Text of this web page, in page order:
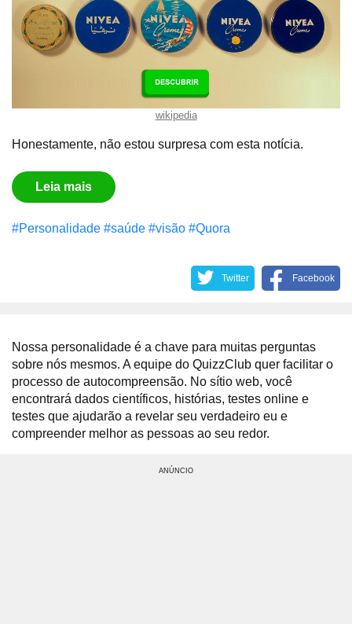
wikipedia
Honestamente, não estou surpresa com esta notícia.
Leia mais
#Personalidade #saúde #visão #Quora
Twitter Facebook
Nossa personalidade é a chave para muitas perguntas
sobre nós mesmos. A equipe do QuizzClub quer facilitar o
processo de autocompreensão. No sítio web, você
encontrará dados científicos, histórias, testes online e
testes que ajudarão a revelar seu verdadeiro eu e
compreender melhor as pessoas ao seu redor.
ANÚNCIO